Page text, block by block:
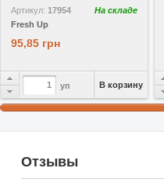
Артикул: 17954
На складе
Fresh Up
95,85 грн
уп В корзину
Отзывы